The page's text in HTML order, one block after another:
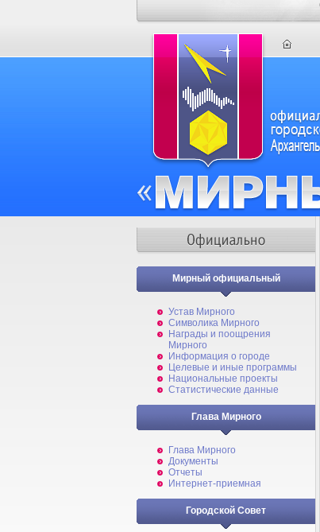
Мирный официальный
Устав Мирного
Символика Мирного
Награды и поощрения
Мирного
Информация о городе
Целевые и иные программы
Национальные проекты
Статистические данные
Глава Мирного
Глава Мирного
Документы
Отчеты
Интернет-приемная
Городской Совет